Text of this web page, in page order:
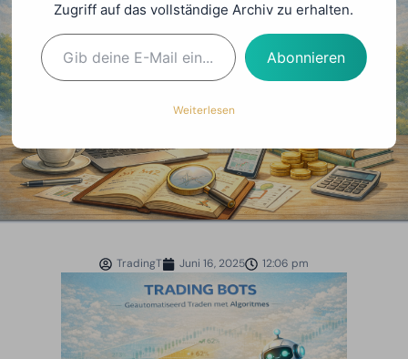
Trading Bots:
Automatisiertes Trading mit
Algorithmen
TradingT Juni 16, 2025 12:06 pm
Zugriff auf das vollständige Archiv zu erhalten.
Abonnieren
Weiterlesen